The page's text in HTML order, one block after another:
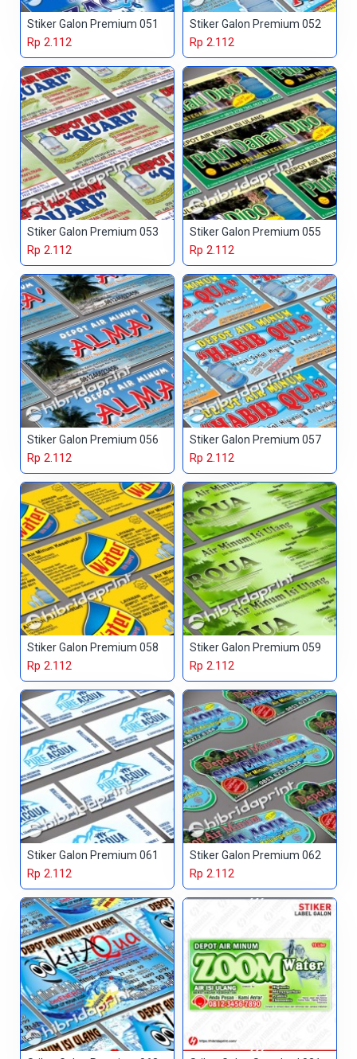
Stiker Galon Premium 051
Rp 2.112
Stiker Galon Premium 052
Rp 2.112
Stiker Galon Premium 053
Rp 2.112
Stiker Galon Premium 055
Rp 2.112
Stiker Galon Premium 056
Rp 2.112
Stiker Galon Premium 057
Rp 2.112
Stiker Galon Premium 058
Rp 2.112
Stiker Galon Premium 059
Rp 2.112
Stiker Galon Premium 061
Rp 2.112
Stiker Galon Premium 062
Rp 2.112